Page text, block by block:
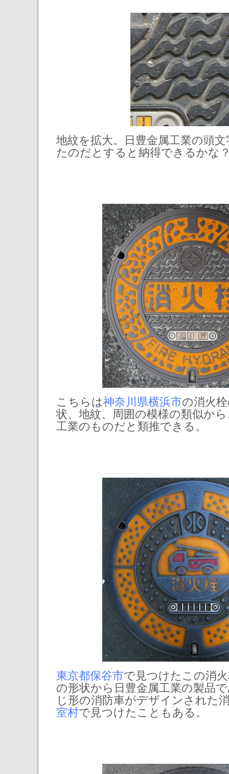
地紋を拡大。日豊金属工業の頭
たのだとすると納得できるかな
こちらは神奈川県横浜市の消火
状、地紋、周囲の模様の類似か
工業のものだと類推できる。
東京都保谷市で見つけたこの消
の形状から日豊金属工業の製品
じ形の消防車がデザインされた
室村で見つけたこともある。